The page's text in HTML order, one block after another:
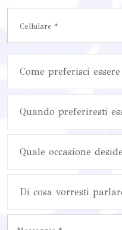
Come preferisci
Quando preferiresti
Quale occasione
Di cosa vorresti